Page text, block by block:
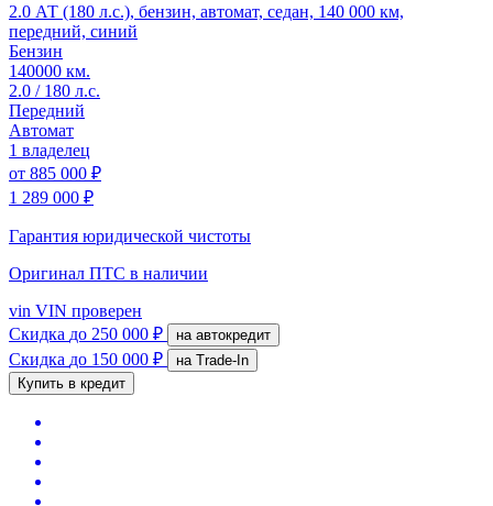
2.0 АТ (180 л.с.), бензин, автомат, седан, 140 000 км,
передний, синий
Бензин
140000 км.
2.0 / 180 л.с.
Передний
Автомат
1 владелец
от 885 000 ₽
1 289 000 ₽
Гарантия юридической чистоты
Оригинал ПТС в наличии
vin VIN проверен
Скидка до 250 000 ₽ на автокредит
Скидка до 150 000 ₽
на Trade-In
Купить в кредит